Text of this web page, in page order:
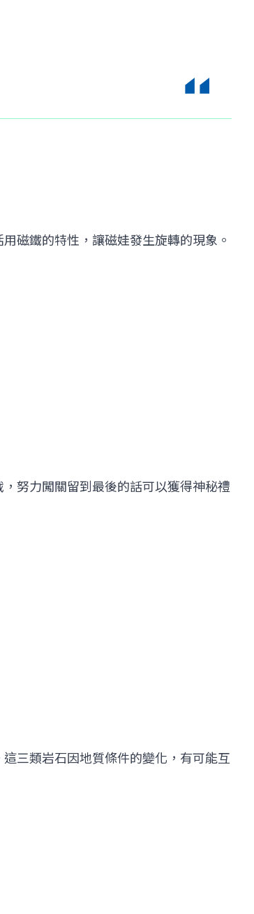
磁鐵的特性，讓磁娃發生旋轉的現象。
努力闖關留到最後的話可以獲得神秘禮
三類岩石因地質條件的變化，有可能互